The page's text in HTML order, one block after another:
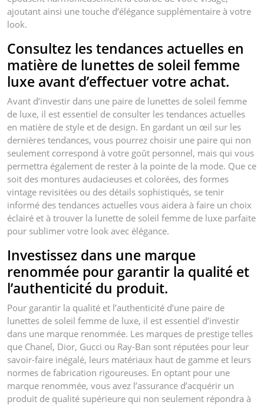
ajoutant ainsi une touche d’élégance supplémentaire à votre
look.
Consultez les tendances actuelles en
matière de lunettes de soleil femme
luxe avant d’effectuer votre achat.
Avant d’investir dans une paire de lunettes de soleil femme
de luxe, il est essentiel de consulter les tendances actuelles
en matière de style et de design. En gardant un œil sur les
dernières tendances, vous pourrez choisir une paire qui non
seulement correspond à votre goût personnel, mais qui vous
permettra également de rester à la pointe de la mode. Que ce
soit des montures audacieuses et colorées, des formes
vintage revisitées ou des détails sophistiqués, se tenir
informé des tendances actuelles vous aidera à faire un choix
éclairé et à trouver la lunette de soleil femme de luxe parfaite
pour sublimer votre look avec élégance.
Investissez dans une marque
renommée pour garantir la qualité et
l’authenticité du produit.
Pour garantir la qualité et l’authenticité d’une paire de
lunettes de soleil femme de luxe, il est essentiel d’investir
dans une marque renommée. Les marques de prestige telles
que Chanel, Dior, Gucci ou Ray-Ban sont réputées pour leur
savoir-faire inégalé, leurs matériaux haut de gamme et leurs
normes de fabrication rigoureuses. En optant pour une
marque renommée, vous avez l’assurance d’acquérir un
produit de qualité supérieure qui non seulement répondra à